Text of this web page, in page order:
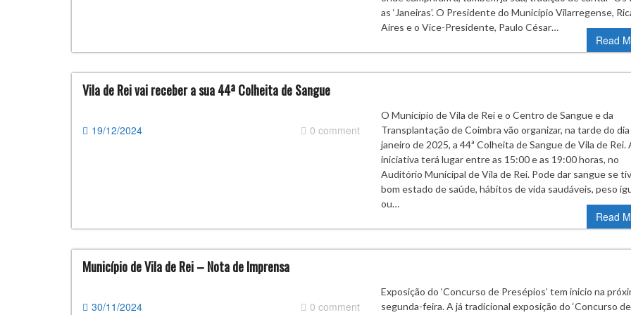
as ‘Janeiras’. O Presidente do Município Vilarregense,
Aires e o Vice-Presidente, Paulo César…
Read
Vila de Rei vai receber a sua 44ª Colheita de Sangue
19/12/2024 0 comment
O Município de Vila de Rei e o Centro de Sangue e da
Transplantação de Coimbra vão organizar, na tarde do
janeiro de 2025, a 44ª Colheita de Sangue de Vila de Rei.
iniciativa terá lugar entre as 15:00 e as 19:00 horas, no
Auditório Municipal de Vila de Rei. Pode dar sangue se
bom estado de saúde, hábitos de vida saudáveis, peso
ou…
Read
Município de Vila de Rei – Nota de Imprensa
30/11/2024 0 comment
Exposição do ‘Concurso de Presépios’ tem inicio na
segunda-feira. A já tradicional exposição do ‘Concurso de